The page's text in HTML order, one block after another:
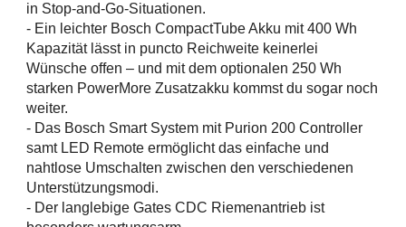
in Stop-and-Go-Situationen.
- Ein leichter Bosch CompactTube Akku mit 400 Wh
Kapazität lässt in puncto Reichweite keinerlei
Wünsche offen – und mit dem optionalen 250 Wh
starken PowerMore Zusatzakku kommst du sogar noch
weiter.
- Das Bosch Smart System mit Purion 200 Controller
samt LED Remote ermöglicht das einfache und
nahtlose Umschalten zwischen den verschiedenen
Unterstützungsmodi.
- Der langlebige Gates CDC Riemenantrieb ist